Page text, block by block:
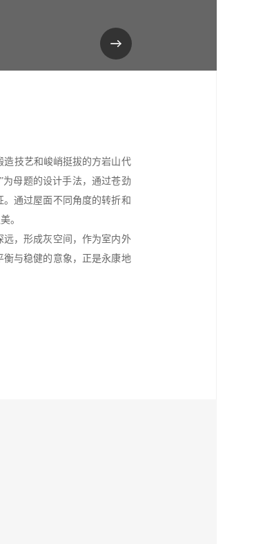
造技艺和峻峭挺拔的方岩山代
母题的设计手法，通过苍劲
通过屋面不同角度的转折和
。
，形成灰空间，作为室内外
与稳健的意象，正是永康地